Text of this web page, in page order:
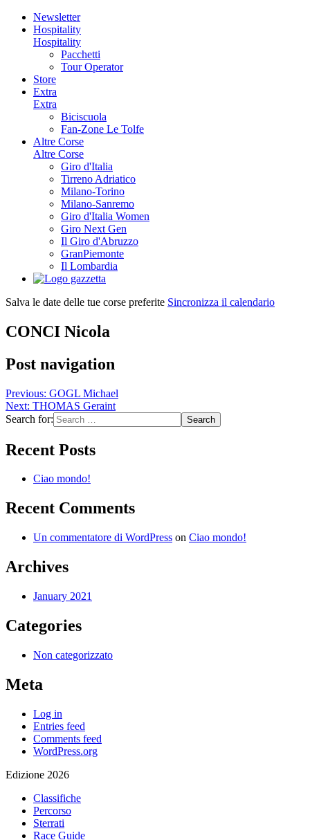
Newsletter
Hospitality
Hospitality
Pacchetti
Tour Operator
Store
Extra
Extra
Biciscuola
Fan-Zone Le Tolfe
Altre Corse
Altre Corse
Giro d'Italia
Tirreno Adriatico
Milano-Torino
Milano-Sanremo
Giro d'Italia Women
Giro Next Gen
Il Giro d'Abruzzo
GranPiemonte
Il Lombardia
Salva le date delle tue corse preferite Sincronizza il calendario
CONCI Nicola
Post navigation
Previous: GOGL Michael
Next: THOMAS Geraint
Search for:
Recent Posts
Ciao mondo!
Recent Comments
Un commentatore di WordPress on Ciao mondo!
Archives
January 2021
Categories
Non categorizzato
Meta
Log in
Entries feed
Comments feed
WordPress.org
Edizione 2026
Classifiche
Percorso
Sterrati
Race Guide